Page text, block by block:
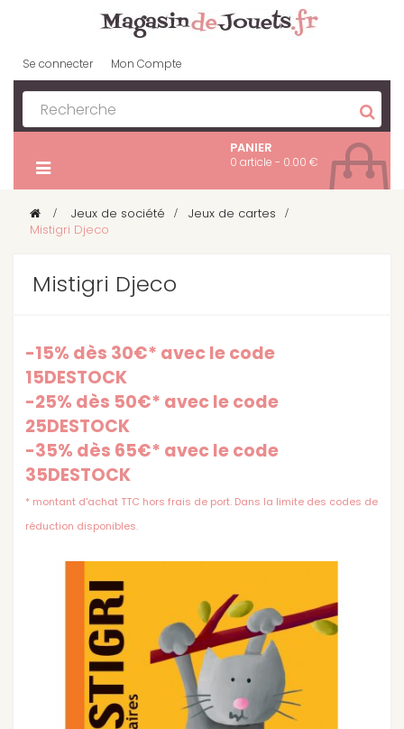
Se connecter Mon Compte
PANIER
0 article - 0.00 €
> Jeux de société > Jeux de cartes >
Mistigri Djeco
Mistigri Djeco
-15% dès 30€* avec le code
15DESTOCK
-25% dès 50€* avec le code
25DESTOCK
-35% dès 65€* avec le code
35DESTOCK
* montant d'achat TTC hors frais de port. Dans la limite des codes de
réduction disponibles.